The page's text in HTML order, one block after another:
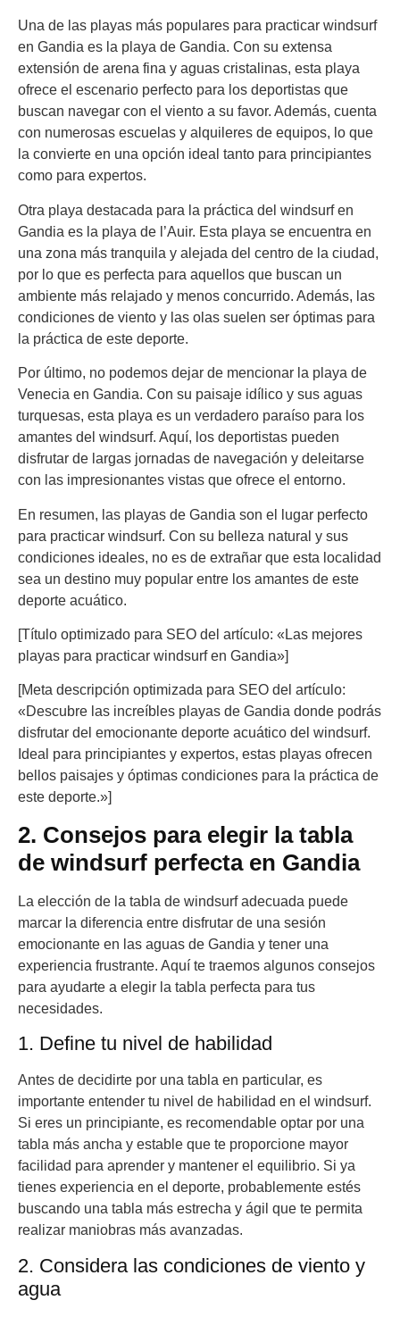
Una de las playas más populares para practicar windsurf
en Gandia es la playa de Gandia. Con su extensa
extensión de arena fina y aguas cristalinas, esta playa
ofrece el escenario perfecto para los deportistas que
buscan navegar con el viento a su favor. Además, cuenta
con numerosas escuelas y alquileres de equipos, lo que
la convierte en una opción ideal tanto para principiantes
como para expertos.
Otra playa destacada para la práctica del windsurf en
Gandia es la playa de l’Auir. Esta playa se encuentra en
una zona más tranquila y alejada del centro de la ciudad,
por lo que es perfecta para aquellos que buscan un
ambiente más relajado y menos concurrido. Además, las
condiciones de viento y las olas suelen ser óptimas para
la práctica de este deporte.
Por último, no podemos dejar de mencionar la playa de
Venecia en Gandia. Con su paisaje idílico y sus aguas
turquesas, esta playa es un verdadero paraíso para los
amantes del windsurf. Aquí, los deportistas pueden
disfrutar de largas jornadas de navegación y deleitarse
con las impresionantes vistas que ofrece el entorno.
En resumen, las playas de Gandia son el lugar perfecto
para practicar windsurf. Con su belleza natural y sus
condiciones ideales, no es de extrañar que esta localidad
sea un destino muy popular entre los amantes de este
deporte acuático.
[Título optimizado para SEO del artículo: «Las mejores
playas para practicar windsurf en Gandia»]
[Meta descripción optimizada para SEO del artículo:
«Descubre las increíbles playas de Gandia donde podrás
disfrutar del emocionante deporte acuático del windsurf.
Ideal para principiantes y expertos, estas playas ofrecen
bellos paisajes y óptimas condiciones para la práctica de
este deporte.»]
2. Consejos para elegir la tabla
de windsurf perfecta en Gandia
La elección de la tabla de windsurf adecuada puede
marcar la diferencia entre disfrutar de una sesión
emocionante en las aguas de Gandia y tener una
experiencia frustrante. Aquí te traemos algunos consejos
para ayudarte a elegir la tabla perfecta para tus
necesidades.
1. Define tu nivel de habilidad
Antes de decidirte por una tabla en particular, es
importante entender tu nivel de habilidad en el windsurf.
Si eres un principiante, es recomendable optar por una
tabla más ancha y estable que te proporcione mayor
facilidad para aprender y mantener el equilibrio. Si ya
tienes experiencia en el deporte, probablemente estés
buscando una tabla más estrecha y ágil que te permita
realizar maniobras más avanzadas.
2. Considera las condiciones de viento y
agua